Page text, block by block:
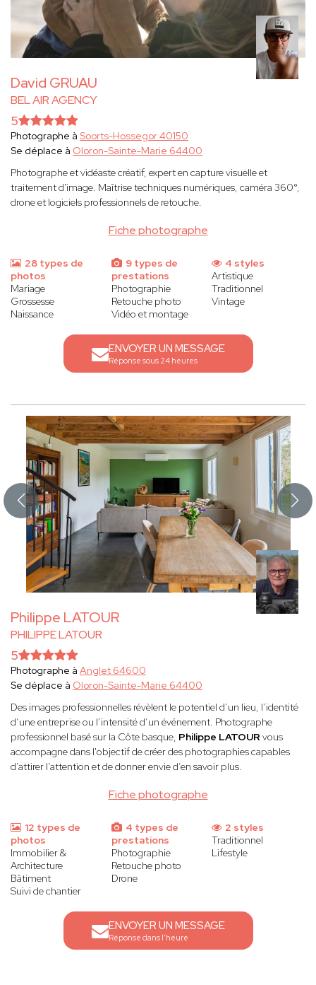
David GRUAU
BEL AIR AGENCY
Fiche photographe
5
Photographe à Soorts-Hossegor 40150
Se déplace à Oloron-Sainte-Marie 64400
Photographe et vidéaste créatif, expert en capture visuelle et
traitement d'image. Maîtrise techniques numériques, caméra 360°,
drone et logiciels professionnels de retouche.
28 types de
photos
Mariage
Grossesse
Naissance
9 types de
prestations
Photographie
Retouche photo
Vidéo et montage
4 styles
Artistique
Traditionnel
Vintage
ENVOYER UN MESSAGE
Réponse sous 24 heures
Philippe LATOUR
PHILIPPE LATOUR
Fiche photographe
5
Photographe à Anglet 64600
Se déplace à Oloron-Sainte-Marie 64400
Des images professionnelles révèlent le potentiel d’un lieu, l’identité
d’une entreprise ou l’intensité d’un événement. Photographe
professionnel basé sur la Côte basque, Philippe LATOUR vous
accompagne dans l'objectif de créer des photographies capables
d’attirer l’attention et de donner envie d’en savoir plus.
12 types de
photos
Immobilier &
Architecture
Bâtiment
Suivi de chantier
4 types de
prestations
Photographie
Retouche photo
Drone
2 styles
Traditionnel
Lifestyle
ENVOYER UN MESSAGE
Réponse dans l'heure